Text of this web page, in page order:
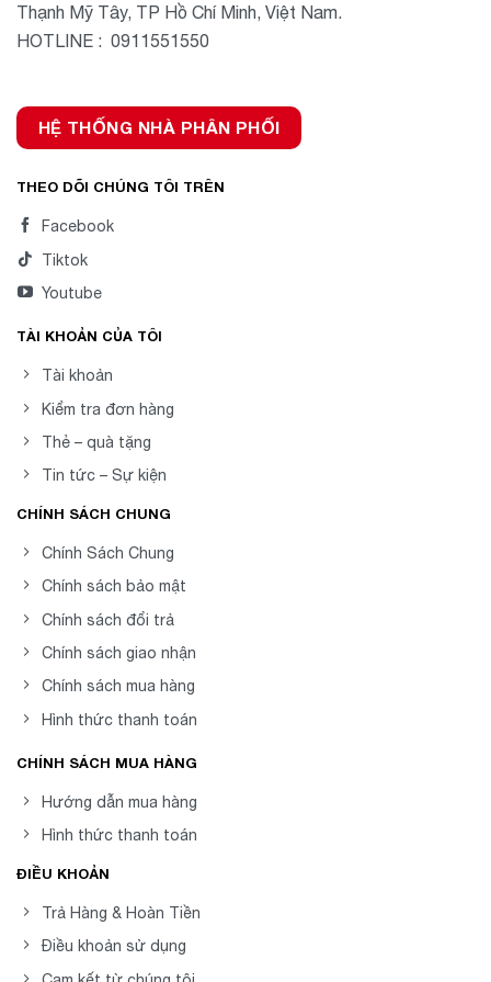
Thạnh Mỹ Tây, TP Hồ Chí Minh, Việt Nam.
HOTLINE : 0911551550
HỆ THỐNG NHÀ PHÂN PHỐI
THEO DÕI CHÚNG TÔI TRÊN
Facebook
Tiktok
Youtube
TÀI KHOẢN CỦA TÔI
Tài khoản
Kiểm tra đơn hàng
Thẻ – quà tặng
Tin tức – Sự kiện
CHÍNH SÁCH CHUNG
Chính Sách Chung
Chính sách bảo mật
Chính sách đổi trả
Chính sách giao nhận
Chính sách mua hàng
Hình thức thanh toán
CHÍNH SÁCH MUA HÀNG
Hướng dẫn mua hàng
Hình thức thanh toán
ĐIỀU KHOẢN
Trả Hàng & Hoàn Tiền
Điều khoản sử dụng